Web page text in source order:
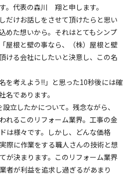
。代表の森川 翔と申します。
だけお話しをさせて頂けたらと思い
めた想いから。それはとてもシンプ
屋根と壁の事なら、（株）屋根と壁
ける会社にしたいと決意し、この名
を考えよう!!」と思った10秒後には確
名であります。
立したかについて。残念ながら、
れるこのリフォーム業界。工事の金
は様々です。しかし、どんな価格
際に作業をする職人さんの技術と想
が決まります。このリフォーム業界
者が利益を追求し過ぎるがあまり